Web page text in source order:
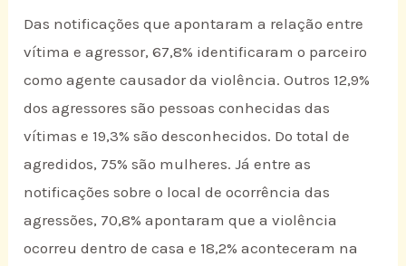
Das notificações que apontaram a relação entre
vítima e agressor, 67,8% identificaram o parceiro
como agente causador da violência. Outros 12,9%
dos agressores são pessoas conhecidas das
vítimas e 19,3% são desconhecidos. Do total de
agredidos, 75% são mulheres. Já entre as
notificações sobre o local de ocorrência das
agressões, 70,8% apontaram que a violência
ocorreu dentro de casa e 18,2% aconteceram na